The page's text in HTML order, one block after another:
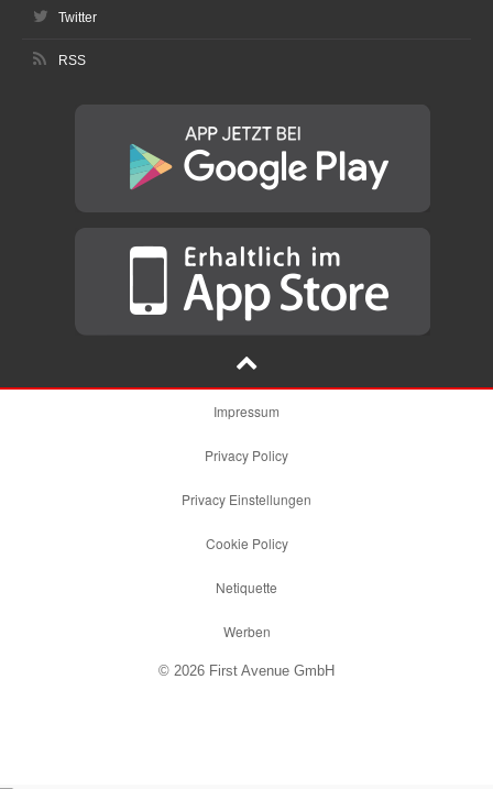
Twitter
RSS
Impressum
Privacy Policy
Privacy Einstellungen
Cookie Policy
Netiquette
Werben
© 2026 First Avenue GmbH